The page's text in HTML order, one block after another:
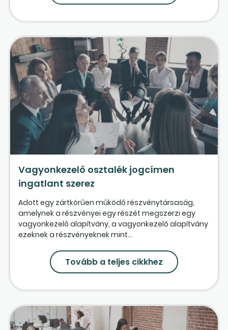
Vagyonkezelő osztalék jogcímen
ingatlant szerez
Adott egy zártkörűen működő részvénytársaság,
amelynek a részvényei egy részét megszerzi egy
vagyonkezelő alapítvány, a vagyonkezelő alapítvány
ezeknek a részvényeknek mint...
Tovább a teljes cikkhez